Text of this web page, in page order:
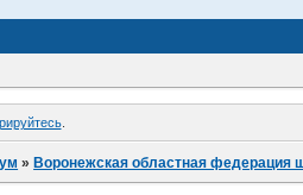
.
»Воронежская областная федерация